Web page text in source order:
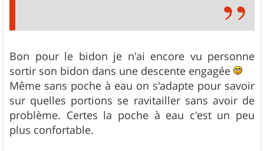
Bon pour le bidon je n'ai encore vu personne
sortir son bidon dans une descente engagée
Même sans poche à eau on s'adapte pour savoir
sur quelles portions se ravitailler sans avoir de
problème. Certes la poche à eau c'est un peu
plus confortable.